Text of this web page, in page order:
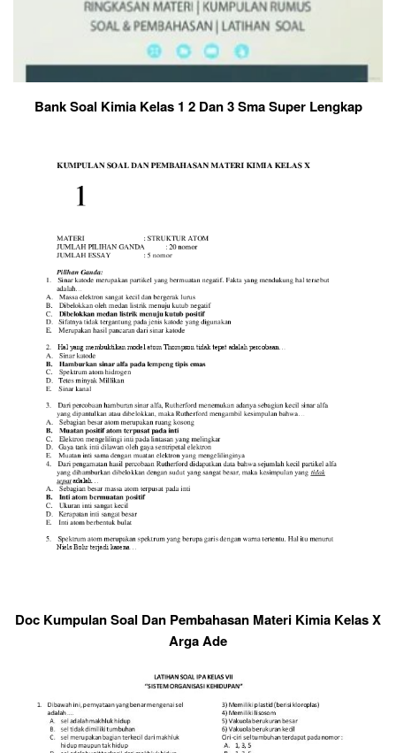
Bank Soal Kimia Kelas 1 2 Dan 3 Sma Super Lengkap
Doc Kumpulan Soal Dan Pembahasan Materi Kimia Kelas X
Arga Ade